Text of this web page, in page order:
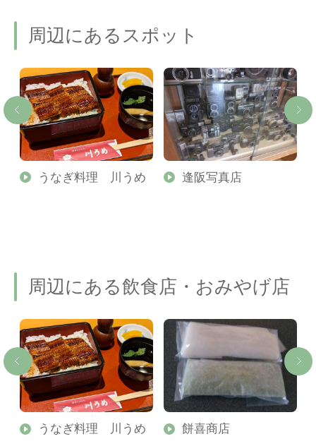
周辺にあるスポット
うなぎ料理 川うめ 逢阪写真店
周辺にある飲食店・おみやげ店
うなぎ料理 川うめ 餅喜商店